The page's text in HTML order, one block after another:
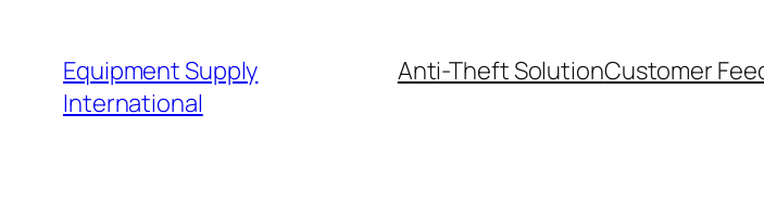
content
Equipment Supply
International
Anti-Theft SolutionCustomer